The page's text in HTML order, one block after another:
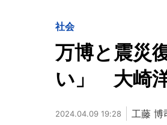
社会
万博と震災
い」 大崎
2024.04.09 19:28 工藤 博